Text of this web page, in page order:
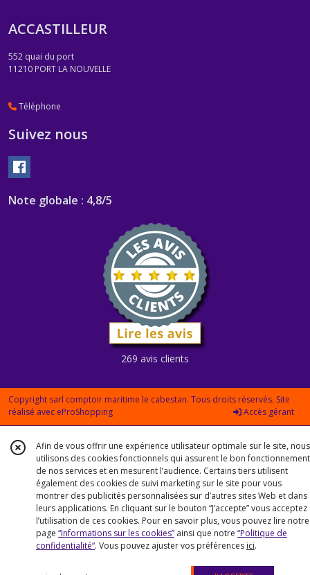
ACCASTILLEUR
552 quai du port
11210 PORT LA NOUVELLE
Téléphone
Suivez nous
Note globale : 4,8/5
269 avis clients
Copyright sarl comptoir maritime le cabestan. Tous droits réservés. Site
réalisé avec eProShopping Accès gérant
Afin de vous offrir une expérience utilisateur optimale sur le site, nous
utilisons des cookies fonctionnels qui assurent le bon fonctionnement
de nos services et en mesurent l’audience. Certains tiers utilisent
également des cookies de suivi marketing sur le site pour vous
montrer des publicités personnalisées sur d’autres sites Web et dans
leurs applications. En cliquant sur le bouton “J’accepte” vous acceptez
l’utilisation de ces cookies. Pour en savoir plus, vous pouvez lire notre
page “Informations sur les cookies” ainsi que notre “Politique de
confidentialité“. Vous pouvez ajuster vos préférences ici.